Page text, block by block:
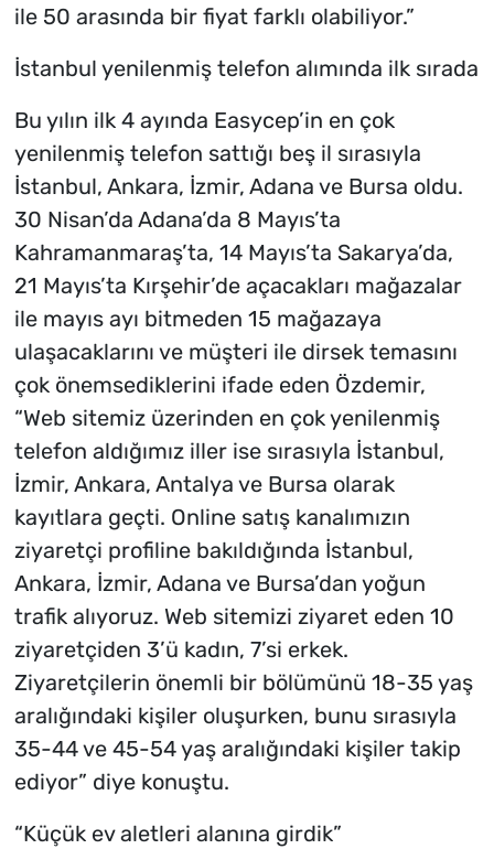
ile 50 arasında bir fiyat farklı olabiliyor.”
İstanbul yenilenmiş telefon alımında ilk sırada
Bu yılın ilk 4 ayında Easycep’in en çok
yenilenmiş telefon sattığı beş il sırasıyla
İstanbul, Ankara, İzmir, Adana ve Bursa oldu.
30 Nisan’da Adana’da 8 Mayıs’ta
Kahramanmaraş’ta, 14 Mayıs’ta Sakarya’da,
21 Mayıs’ta Kırşehir’de açacakları mağazalar
ile mayıs ayı bitmeden 15 mağazaya
ulaşacaklarını ve müşteri ile dirsek temasını
çok önemsediklerini ifade eden Özdemir,
“Web sitemiz üzerinden en çok yenilenmiş
telefon aldığımız iller ise sırasıyla İstanbul,
İzmir, Ankara, Antalya ve Bursa olarak
kayıtlara geçti. Online satış kanalımızın
ziyaretçi profiline bakıldığında İstanbul,
Ankara, İzmir, Adana ve Bursa’dan yoğun
trafik alıyoruz. Web sitemizi ziyaret eden 10
ziyaretçiden 3’ü kadın, 7’si erkek.
Ziyaretçilerin önemli bir bölümünü 18-35 yaş
aralığındaki kişiler oluşurken, bunu sırasıyla
35-44 ve 45-54 yaş aralığındaki kişiler takip
ediyor” diye konuştu.
“Küçük ev aletleri alanına girdik”